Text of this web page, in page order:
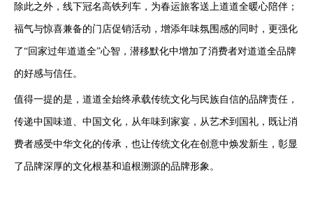
除此之外，线下冠名高铁列车，为春运旅客送上道道全暖心陪伴；
福气与惊喜兼备的门店促销活动，增添年味氛围感的同时，更强化
了“回家过年道道全”心智，潜移默化中增加了消费者对道道全品牌
的好感与信任。
值得一提的是，道道全始终承载传统文化与民族自信的品牌责任，
传递中国味道、中国文化，从年味到家宴，从艺术到国礼，既让消
费者感受中华文化的传承，也让传统文化在创意中焕发新生，彰显
了品牌深厚的文化根基和追根溯源的品牌形象。